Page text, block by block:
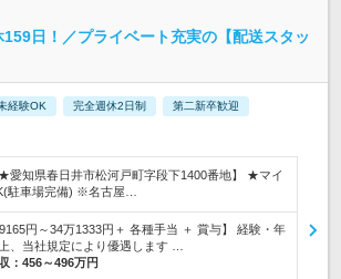
日！／プライベート充実の【配送スタッ
経験OK 完全週休2日制 第二新卒歓迎
★愛知県春日井市松河戸町字段下1400番地】 ★マイ
駐車場完備) ※名古屋…
9165円～34万1333円＋ 各種手当 ＋ 賞与】 経験・年
、当社規定により優遇します …
： 456～496万円